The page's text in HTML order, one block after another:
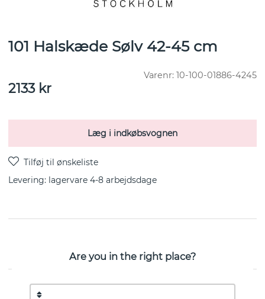
101 Halskæde Sølv 42-45 cm
Varenr: 10-100-01886-4245
2133kr
Læg i indkøbsvognen
Levering: lagervare 4-8 arbejdsdage
Attling 42-45 cm
EGENSKABER
Are you in the right place?